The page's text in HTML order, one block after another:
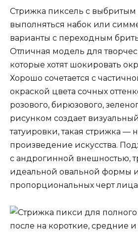
Стрижка пиксель с
выполняться набок или
варианты с переходным
Отличная модель для
которые хотят шокировать
Хорошо сочетается с
окраской цвета сочных
розового, бирюзового,
рисунком создает
татуировки, такая стрижка —
произведение искусства.
с андрогинной внешностью,
идеальной овальной формы и
пропорциональных черт